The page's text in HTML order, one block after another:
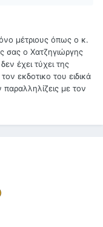
μέτριους όπως ο κ.
σας ο Χατζηγιώργης
έχει τύχει της
εκδοτικο του ειδικά
με τον